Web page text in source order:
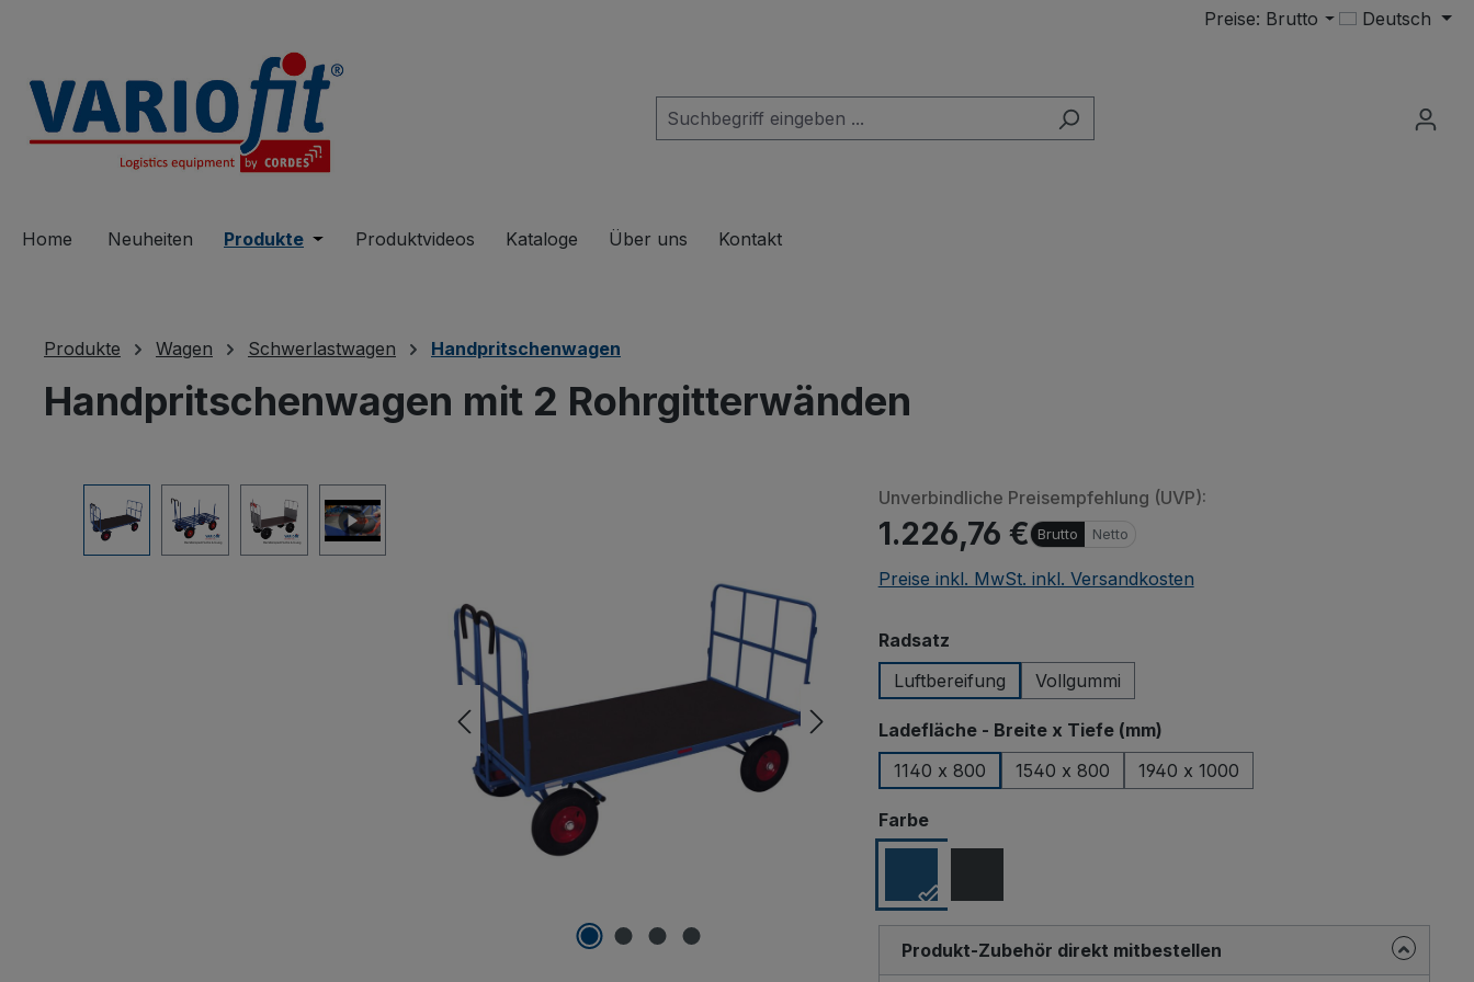
Preise: Brutto Deutsch
Home Neuheiten Produkte Öffne oder Schließe das Dropdown der Kategorie Produkte
Produktvideos Kataloge Über uns Kontakt
Produkte Wagen Schwerlastwagen Handpritschenwagen
Handpritschenwagen mit 2 Rohrgitterwänden
Bildergalerie überspringen Unverbindliche Preisempfehlung (UVP):
1.226,76 € Brutto Netto
Preise inkl. MwSt. inkl. Versandkosten
Radsatzauswählen
Luftbereifung
Vollgummi
Ladefläche - Breite x Tiefe (mm)auswählen
1140 x 800
1540 x 800 1940 x 1000
Farbeauswählen
Produkt-Zubehör direkt mitbestellen